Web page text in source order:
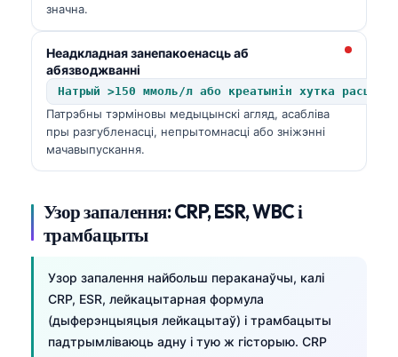
значна.
Неадкладная занепакоенасць аб
абязводжванні
Натрый >150 ммоль/л або креатынін хутка расце
Патрэбны тэрміновы медыцынскі агляд, асабліва
пры разгубленасці, непрытомнасці або зніжэнні
мачавыпускання.
Узор запалення: CRP, ESR, WBC і
трамбацыты
Узор запалення найбольш пераканаўчы, калі
CRP, ESR, лейкацытарная формула
(дыферэнцыяцыя лейкацытаў) і трамбацыты
падтрымліваюць адну і тую ж гісторыю. CRP